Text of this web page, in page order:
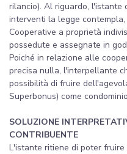
rilancio). Al riguardo,
interventi la legge
Cooperative a proprietà
possedute e assegnate in
Poiché in relazione alle
precisa nulla, l'interpellante
possibilità di fruire
Superbonus) come
SOLUZIONE
CONTRIBUENTE
L'istante ritiene di poter